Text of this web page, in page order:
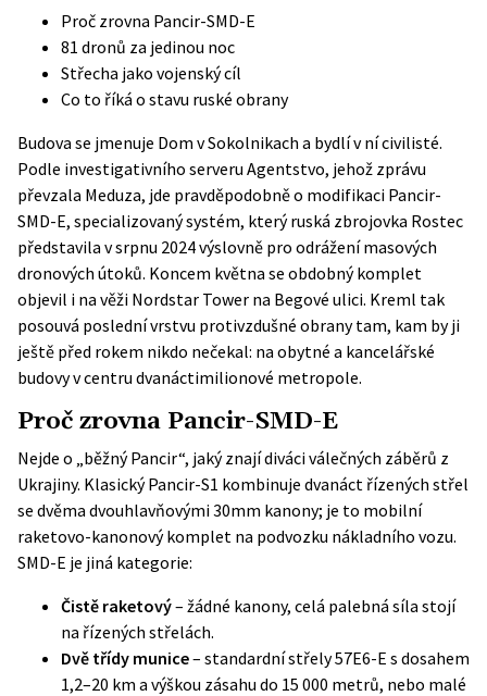
Proč zrovna Pancir-SMD-E
81 dronů za jedinou noc
Střecha jako vojenský cíl
Co to říká o stavu ruské obrany
Budova se jmenuje Dom v Sokolnikach a bydlí v ní civilisté.
Podle investigativního serveru Agentstvo, jehož zprávu
převzala Meduza, jde pravděpodobně o modifikaci Pancir-
SMD-E, specializovaný systém, který ruská zbrojovka Rostec
představila v srpnu 2024 výslovně pro odrážení masových
dronových útoků. Koncem května se obdobný komplet
objevil i na věži Nordstar Tower na Begové ulici. Kreml tak
posouvá poslední vrstvu protivzdušné obrany tam, kam by ji
ještě před rokem nikdo nečekal: na obytné a kancelářské
budovy v centru dvanáctimilionové metropole.
Proč zrovna Pancir-SMD-E
Nejde o „běžný Pancir“, jaký znají diváci válečných záběrů z
Ukrajiny. Klasický Pancir-S1 kombinuje dvanáct řízených střel
se dvěma dvouhlavňovými 30mm kanony; je to mobilní
raketovo-kanonový komplet na podvozku nákladního vozu.
SMD-E je jiná kategorie:
Čistě raketový– žádné kanony, celá palebná síla stojí
na řízených střelách.
Dvě třídy munice– standardní střely 57E6-E s dosahem
1,2–20 km a výškou zásahu do 15 000 metrů, nebo malé